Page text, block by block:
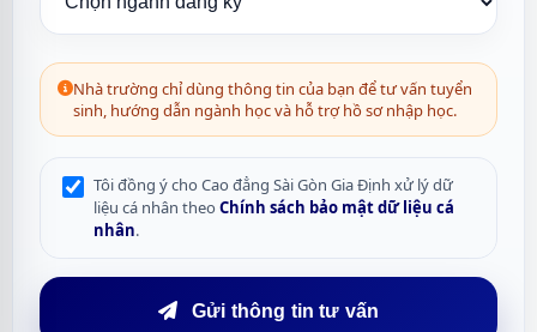
Nhà trường chỉ dùng thông tin của bạn để tư vấn tuyển
sinh, hướng dẫn ngành học và hỗ trợ hồ sơ nhập học.
Tôi đồng ý cho Cao đẳng Sài Gòn Gia Định xử lý dữ
liệu cá nhân theo Chính sách bảo mật dữ liệu cá
nhân.
Gửi thông tin tư vấn